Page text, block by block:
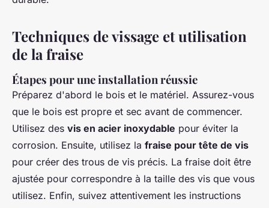
Techniques de vissage et utilisation
de la fraise
Étapes pour une installation réussie
Préparez d'abord le bois et le matériel. Assurez-vous
que le bois est propre et sec avant de commencer.
Utilisez des vis en acier inoxydable pour éviter la
corrosion. Ensuite, utilisez la fraise pour tête de vis
pour créer des trous de vis précis. La fraise doit être
ajustée pour correspondre à la taille des vis que vous
utilisez. Enfin, suivez attentivement les instructions